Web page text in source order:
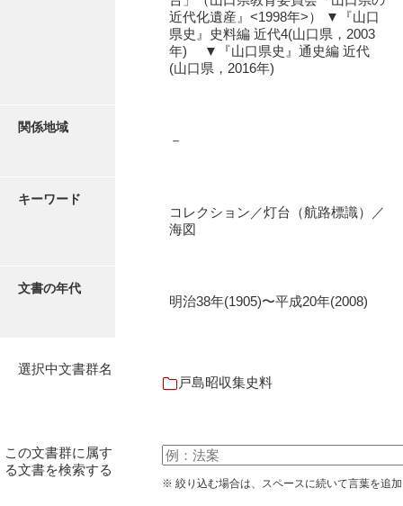
伊藤家文書（須佐町）
井上家文書（大和町）
井上家文書（徳山市）
井下家文書（埼玉県）
今川家文書
近代化遺産』<1998年>） ▼『山口
県史』史料編 近代4(山口県，2003
年) ▼『山口県史』通史編 近代
(山口県，2016年)
関係地域
－
キーワード
コレクション／灯台（航路標識）／
海図
文書の年代
明治38年(1905)〜平成20年(2008)
選択中文書群名
戸島昭収集史料
この文書群に属す
る文書を検索する
※ 絞り込む場合は、スペースに続いて言葉を追